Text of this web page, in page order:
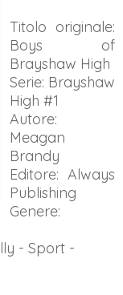
Titolo originale:
Boys of
Brayshaw High
Serie: Brayshaw
High #1
Autore:
Meagan
Brandy
Editore: Always
Publishing
Genere:
- Sport -